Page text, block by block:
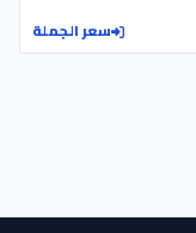
سعر الجملة